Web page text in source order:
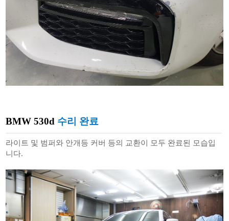
BMW 530d 수리 완료
라이트 및 범퍼와 안개등 커버 등의 교환이 모두 완료된 모습입
니다.